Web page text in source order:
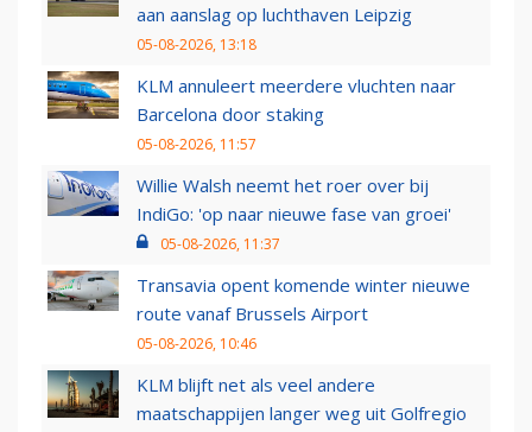
aan aanslag op luchthaven Leipzig
05-08-2026, 13:18
KLM annuleert meerdere vluchten naar
Barcelona door staking
05-08-2026, 11:57
Willie Walsh neemt het roer over bij
IndiGo: 'op naar nieuwe fase van groei'
05-08-2026, 11:37
Transavia opent komende winter nieuwe
route vanaf Brussels Airport
05-08-2026, 10:46
KLM blijft net als veel andere
maatschappijen langer weg uit Golfregio